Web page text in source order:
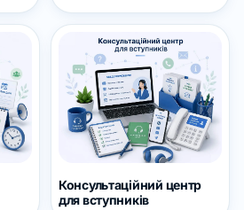
Консультаційний центр
для вступників